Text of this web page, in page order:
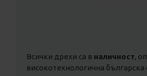
Всички дрехи са в наличност,
високотехнологична